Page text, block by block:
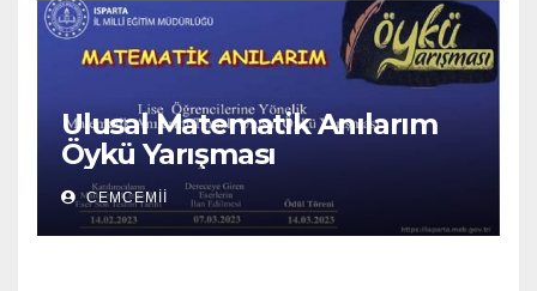
Ulusal Matematik Anılarım
Öykü Yarışması
CEMCEMII